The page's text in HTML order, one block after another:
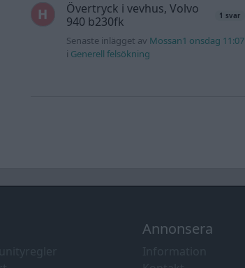
Övertryck i vevhus, Volvo
940 b230fk
1 svar
Senaste inlägget av Mossan1 onsdag 11:07
i Generell felsökning
Annonsera